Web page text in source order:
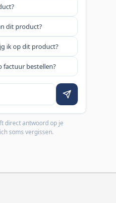
dit product?
ik op dit product?
factuur bestellen?
direct antwoord op je
soms vergissen.